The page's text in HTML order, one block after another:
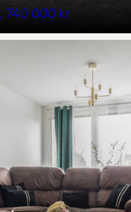
740 000 kr